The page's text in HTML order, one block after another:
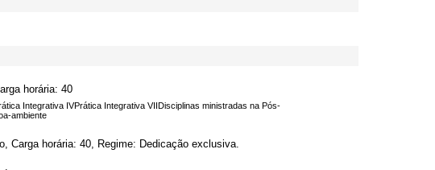
horária: 40
Integrativa IVPrática Integrativa VIIDisciplinas ministradas na Pós-
ambiente
Carga horária: 40, Regime: Dedicação exclusiva.